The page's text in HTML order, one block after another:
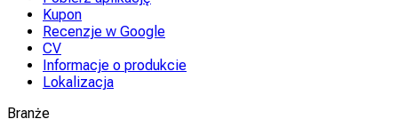
Kupon
Recenzje w Google
CV
Informacje o produkcie
Lokalizacja
Branże